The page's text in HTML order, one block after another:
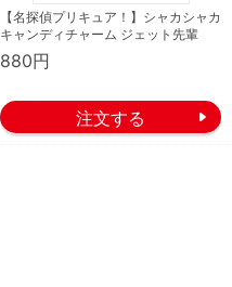
【名探偵プリキュア！】シャカシャカ
キャンディチャーム ジェット先輩
880円